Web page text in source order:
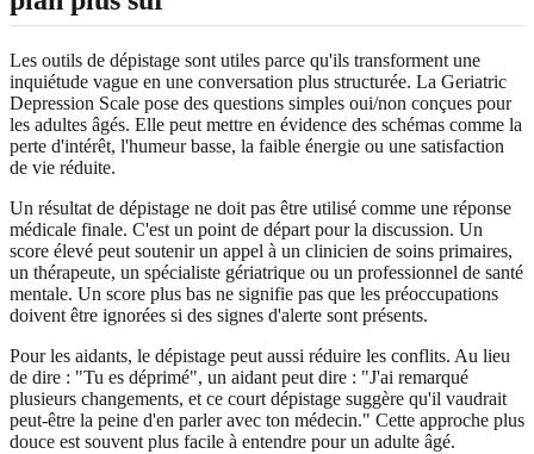
Les outils de dépistage sont utiles parce qu'ils transforment une
inquiétude vague en une conversation plus structurée. La Geriatric
Depression Scale pose des questions simples oui/non conçues pour
les adultes âgés. Elle peut mettre en évidence des schémas comme la
perte d'intérêt, l'humeur basse, la faible énergie ou une satisfaction
de vie réduite.
Un résultat de dépistage ne doit pas être utilisé comme une réponse
médicale finale. C'est un point de départ pour la discussion. Un
score élevé peut soutenir un appel à un clinicien de soins primaires,
un thérapeute, un spécialiste gériatrique ou un professionnel de santé
mentale. Un score plus bas ne signifie pas que les préoccupations
doivent être ignorées si des signes d'alerte sont présents.
Pour les aidants, le dépistage peut aussi réduire les conflits. Au lieu
de dire : "Tu es déprimé", un aidant peut dire : "J'ai remarqué
plusieurs changements, et ce court dépistage suggère qu'il vaudrait
peut-être la peine d'en parler avec ton médecin." Cette approche plus
douce est souvent plus facile à entendre pour un adulte âgé.